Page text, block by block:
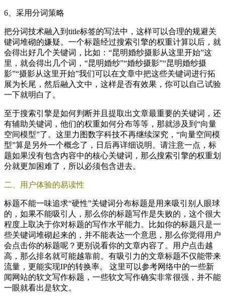
6、采用分词策略
把分词技术融入到title标签的写法中，这样可以合理的规避关
键词堆砌的嫌疑。一个标题经过搜索引擎的权重计算以后，就
会得出好几个关键词，比如：“昆明婚纱摄影从这里开始”这
里，就会得出几个词，“昆明婚纱”“婚纱摄影”“昆明婚纱摄
影”“摄影从这里开始”我们可以在文章中把这些关键词进行拓
展为长尾，然后融入文中，这样是否有效果，你可以自己试验
一下就明白了。
至于搜索引擎是如何判断并且提取出文章最重要的关键词，还
有辅助关键词，他们的权重如何分布等等，那就涉及到“向量
空间模型”了。这里力图数字科技不再继续深究，“向量空间模
型”算是另外一个概念了，日后再详细说明。请注意一点，标
题如果没有包含内容中的核心关键词，那么搜索引擎的权重划
分就更加困难了，所以必须包含进去。
二、用户体验的易读性
标题不能一味追求“硬性”关键词分布标题是用来吸引别人眼球
的，如果不能吸引人，那么你的标题写作是失败的，这个很大
程度上取决于你对标题的写作水平能力。比如你的标题只是一
些关键词堆砌起来的，并不能表达一个意思，那么你觉得用户
会点击你的标题呢？更别说看你的文章内容了。用户点击越
高，那么排名就可能越靠前。有吸引力的文章标题不仅能带来
流量，更能实现IP的转换率。 这里可以参考网络中的一些新
闻网站的软文写作标题，一些软文写作确实非常很强，并不能
一眼就看出是软文。